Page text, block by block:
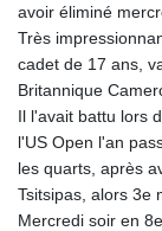
avoir éliminé
Très
cadet de 17 ans,
Britannique
Il l'avait battu lors
l'US Open l'an
les quarts, après
Tsitsipas, alors 3e
Mercredi soir en